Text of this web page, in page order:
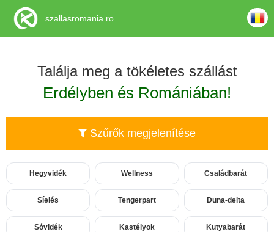
Találja meg a tökéletes szállást
Erdélyben és Romániában!
Szűrők megjelenítése
Hegyvidék Wellness Családbarát
Síelés Tengerpart Duna-delta
Sóvidék Kastélyok Kutyabarát
szallasromania.ro